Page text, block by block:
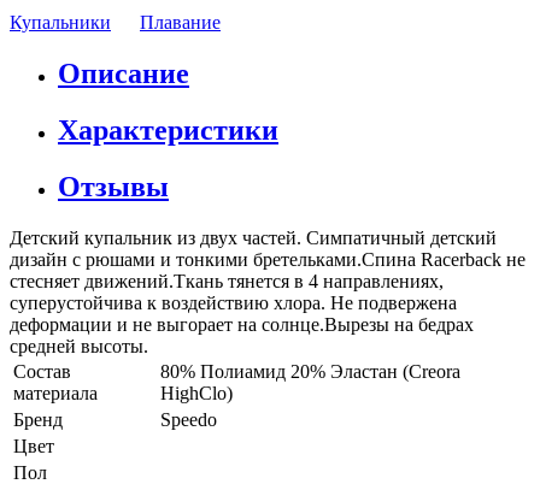
Купальники Плавание
Описание
Характеристики
Отзывы
Детский купальник из двух частей. Симпатичный детский
дизайн с рюшами и тонкими бретельками.Спина Racerback не
стесняет движений.Ткань тянется в 4 направлениях,
суперустойчива к воздействию хлора. Не подвержена
деформации и не выгорает на солнце.Вырезы на бедрах
средней высоты.
Состав
материала
80% Полиамид 20% Эластан (Creora
HighClo)
Бренд
Speedo
Цвет
Пол